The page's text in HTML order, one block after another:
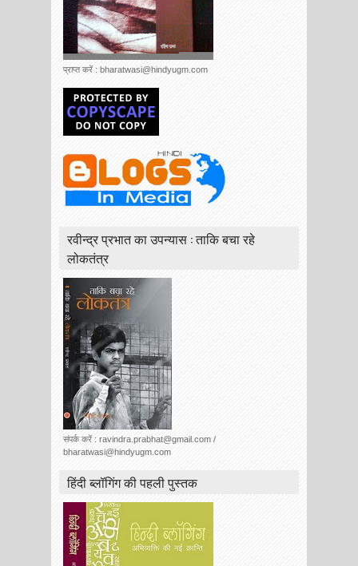
प्राप्त करें : bharatwasi@hindyugm.com
रवीन्द्र प्रभात का उपन्यास : ताकि बचा रहे
लोकतंत्र
संपर्क करें : ravindra.prabhat@gmail.com /
bharatwasi@hindyugm.com
हिंदी ब्लॉगिंग की पहली पुस्तक